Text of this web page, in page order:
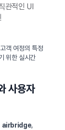
관적인 UI
객 여정의 특정
위한 실시간
사용자
airbridge,